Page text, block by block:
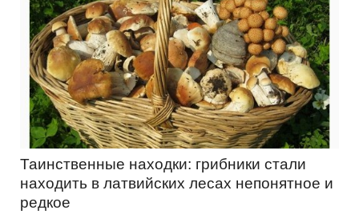
Таинственные находки: грибники стали
находить в латвийских лесах непонятное и
редкое